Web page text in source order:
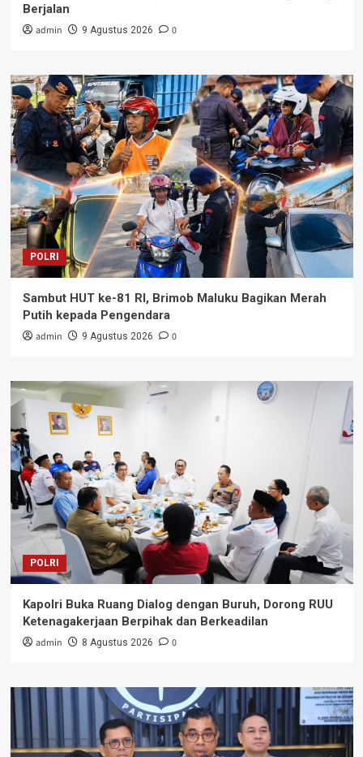
Berjalan
admin 9 Agustus 2026 0
POLRI
Sambut HUT ke-81 RI, Brimob Maluku Bagikan Merah
Putih kepada Pengendara
admin 9 Agustus 2026 0
POLRI
Kapolri Buka Ruang Dialog dengan Buruh, Dorong RUU
Ketenagakerjaan Berpihak dan Berkeadilan
admin 8 Agustus 2026 0